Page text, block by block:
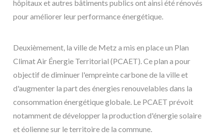
hôpitaux et autres bâtiments publics ont ainsi été rénovés
pour améliorer leur performance énergétique.
Deuxièmement, la ville de Metz a mis en place un Plan
Climat Air Énergie Territorial (PCAET). Ce plan a pour
objectif de diminuer l'empreinte carbone de la ville et
d'augmenter la part des énergies renouvelables dans la
consommation énergétique globale. Le PCAET prévoit
notamment de développer la production d'énergie solaire
et éolienne sur le territoire de la commune.